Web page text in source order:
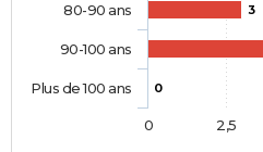
3
0
80-90 ans
90-100 ans
Plus de 100 ans
0 2,5